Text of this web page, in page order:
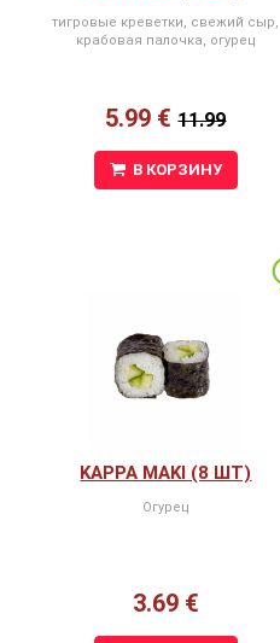
тигровые креветки, свежий сыр,
крабовая палочка, огурец
5.99 €11.99
В КОРЗИНУ
KAPPA MAKI (8 ШТ)
Огурец
3.69 €